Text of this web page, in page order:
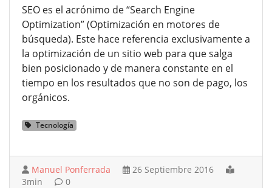
SEO es el acrónimo de “Search Engine
Optimization” (Optimización en motores de
búsqueda). Este hace referencia exclusivamente a
la optimización de un sitio web para que salga
bien posicionado y de manera constante en el
tiempo en los resultados que no son de pago, los
orgánicos.
Tecnología
Manuel Ponferrada
26 Septiembre 2016
3min
0